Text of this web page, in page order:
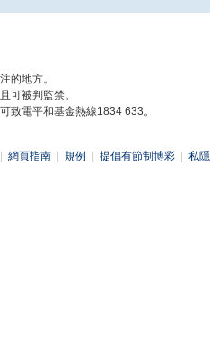
的地方。
可被判監禁。
致電平和基金熱線1834 633。
網頁指南 規例 提倡有節制博彩 私